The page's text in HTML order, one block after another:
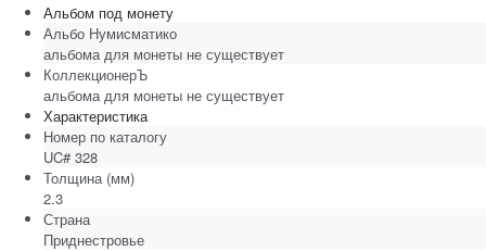
Альбом под монету
Альбо Нумисматико
альбома для монеты не существует
КоллекционерЪ
альбома для монеты не существует
Характеристика
Номер по каталогу
UC# 328
Толщина (мм)
2.3
Страна
Приднестровье